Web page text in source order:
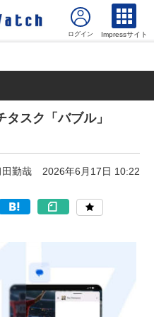
Impressサイト
スク「バブル」
田勤哉 2026年6月17日 10:22